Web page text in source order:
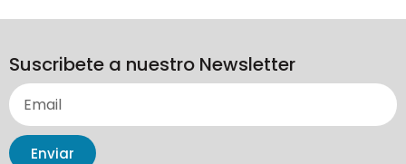
Suscribete a nuestro Newsletter
Enviar